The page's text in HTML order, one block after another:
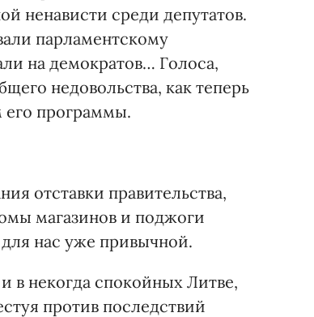
ненависти среди депутатов.
парламентскому
на демократов… Голоса,
недовольства, как теперь
его программы.
отставки правительства,
магазинов и поджоги
нас уже привычной.
в некогда спокойных Литве,
против последствий